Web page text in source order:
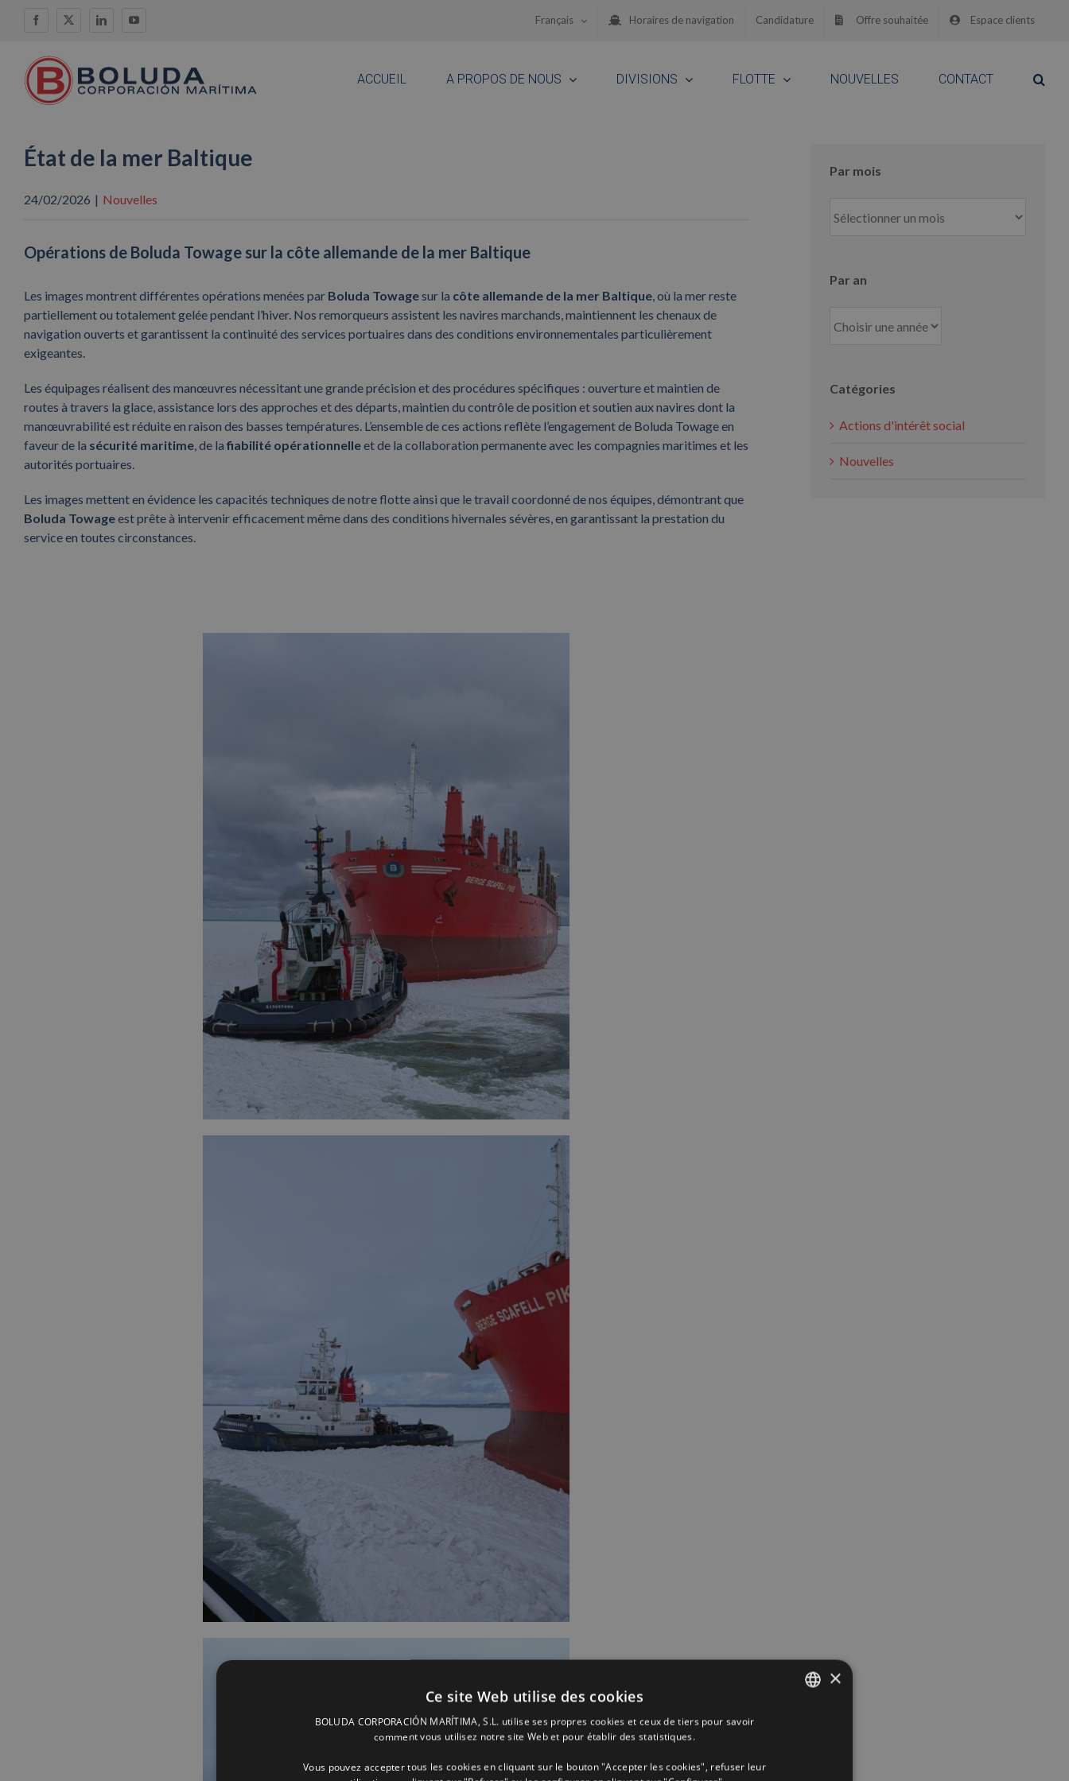
Facebook
X LinkedInYouTube Français Horaires de navigation Candidature Offre souhaitée Espace clients
ACCUEIL A PROPOS DE NOUS DIVISIONS FLOTTE NOUVELLES CONTACT
État de la mer Baltique
24/02/2026 | Nouvelles
Opérations de Boluda Towage sur la côte allemande de la mer Baltique
Les images montrent différentes opérations menées par Boluda Towagesur la côte allemande de la mer Baltique, où la mer reste
partiellement ou totalement gelée pendant l’hiver. Nos remorqueurs assistent les navires marchands, maintiennent les chenaux de
navigation ouverts et garantissent la continuité des services portuaires dans des conditions environnementales particulièrement
exigeantes.
Les équipages réalisent des manœuvres nécessitant une grande précision et des procédures spécifiques : ouverture et maintien de
routes à travers la glace, assistance lors des approches et des départs, maintien du contrôle de position et soutien aux navires dont la
manœuvrabilité est réduite en raison des basses températures. L’ensemble de ces actions reflète l’engagement de Boluda Towage en
faveur de la sécurité maritime, de la fiabilité opérationnelleet de la collaboration permanente avec les compagnies maritimes et les
autorités portuaires.
Les images mettent en évidence les capacités techniques de notre flotte ainsi que le travail coordonné de nos équipes, démontrant que
Boluda Towageest prête à intervenir efficacement même dans des conditions hivernales sévères, en garantissant la prestation du
service en toutes circonstances.
Par mois
mois
Par an
Catégories
Actions d'intérêt social
Nouvelles
×
Ce site Web utilise des cookies
BOLUDA CORPORACIÓN MARÍTIMA, S.L. utilise ses propres cookies et ceux de tiers pour savoir
comment vous utilisez notre site Web et pour établir des statistiques.
Vous pouvez accepter tous les cookies en cliquant sur le bouton "Accepter les cookies", refuser leur